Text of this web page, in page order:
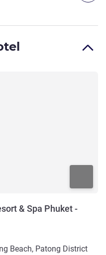
& Spa Phuket -
Beach, Patong District